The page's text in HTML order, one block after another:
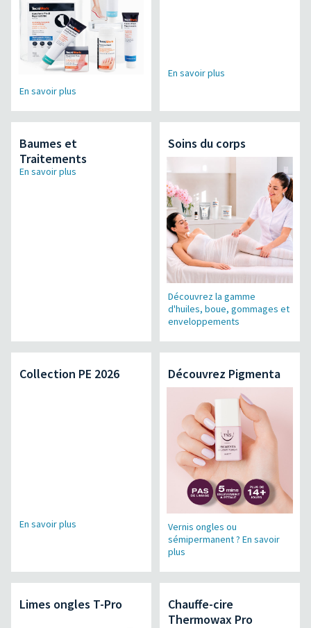
En savoir plus
En savoir plus
Baumes et
Traitements
En savoir plus
Soins du corps
Découvrez la gamme
d'huiles, boue, gommages et
enveloppements
Collection PE 2026
En savoir plus
Découvrez Pigmenta
Vernis ongles ou
sémipermanent ? En savoir
plus
Limes ongles T-Pro
Chauffe-cire
Thermowax Pro